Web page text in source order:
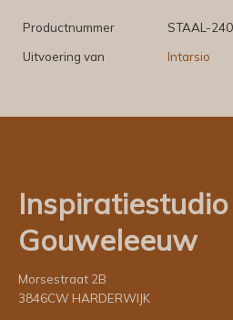
Productnummer
STAAL-
Uitvoering van
Intarsio
Inspiratiestudio
Gouweleeuw
Morsestraat 2B
3846CW HARDERWIJK